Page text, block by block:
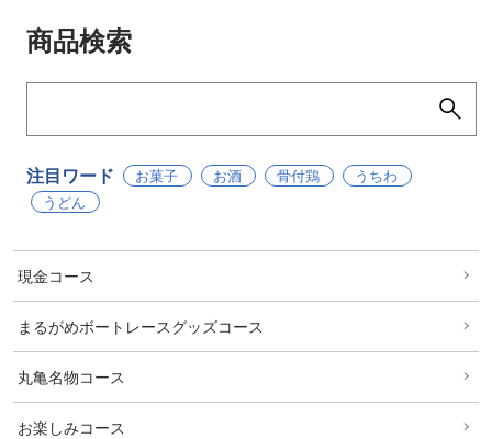
商品検索
注目ワード お菓子 お酒 骨付鶏
うちわ
うどん
現金コース
まるがめボートレースグッズコース
丸亀名物コース
お楽しみコース